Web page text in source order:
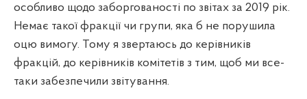
особливо щодо заборгованості по звітах за 2019 рік.
Немає такої фракції чи групи, яка б не порушила
оцю вимогу. Тому я звертаюсь до керівників
фракцій, до керівників комітетів з тим, щоб ми все-
таки забезпечили звітування.